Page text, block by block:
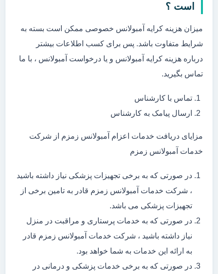
است ؟
میزان هزینه کرایه آمبولانس خصوصی ممکن است بسته به
شرایط متفاوت باشد. پس برای کسب اطلاعات بیشتر
درباره هزینه کرایه آمبولانس و یا درخواست آمبولانس ، با ما
تماس بگیرید.
تماس با کارشناس
ارسال پیامک به کارشناس
مزایای دریافت خدمات اعزام آمبولانس زمزم از شرکت
خدمات آمبولانس زمزم
در صورتی که به برخی تجهیزات پزشکی نیاز داشته باشید
، شرکت خدمات آمبولانس زمزم قادر به تامین برخی از
تجهیزات پزشکی می باشد.
در صورتی که به خدمات پرستاری و مراقبت در منزل
نیاز داشته باشید ، شرکت خدمات آمبولانس زمزم قادر
به ارائه این خدمات به شما خواهد بود.
در صورتی که به برخی خدمات پزشکی و درمانی در